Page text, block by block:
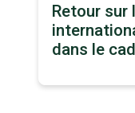
Retour sur
dans le